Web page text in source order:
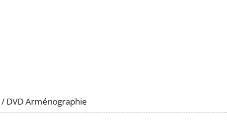
/ DVD Arménographie